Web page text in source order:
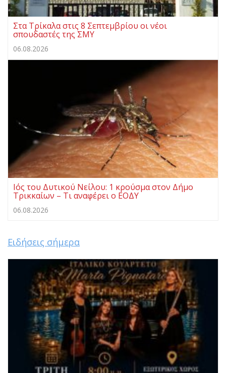
Στα Τρίκαλα στις 8 Σεπτεμβρίου οι νέοι
σπουδαστές της ΣΜΥ
06.08.2026
Ιός του Δυτικού Νείλου: 1 κρούσμα στον Δήμο
Τρικκαίων – Τι αναφέρει ο ΕΟΔΥ
06.08.2026
Ειδήσεις σήμερα